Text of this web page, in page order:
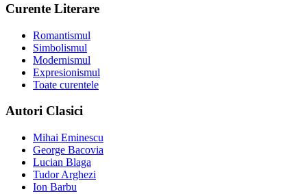
Curente Literare
Romantismul
Simbolismul
Modernismul
Expresionismul
Toate curentele
Autori Clasici
Mihai Eminescu
George Bacovia
Lucian Blaga
Tudor Arghezi
Ion Barbu